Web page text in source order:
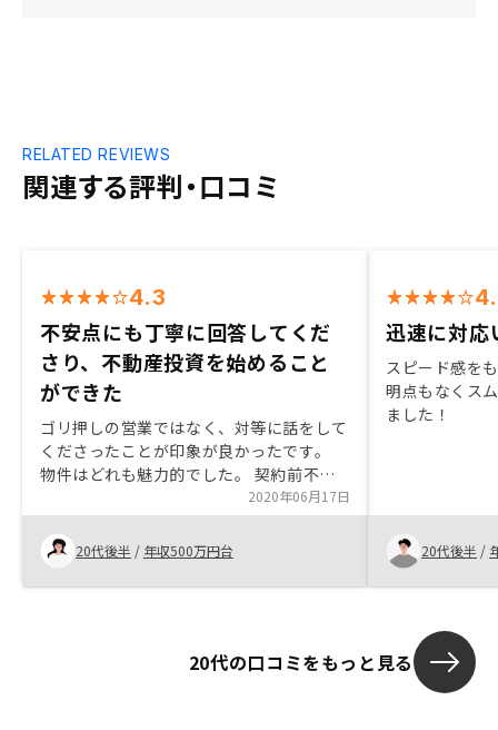
関連する評判・口コミ
RELATED REVIEWS
4.3
不安点にも丁寧に回答してくだ
さり、不動産投資を始めること
ができた
ゴリ押しの営業ではなく、対等に話をして
くださったことが印象が良かったです。
物件はどれも魅力的でした。 契約前不安
になりたくさんのことを質問しましたが、
いつも丁寧に回答してくださり、また対面
での回答も提案してくださりと納得して購
入が出来ました。・事務能力。営業は良い
が事務が心配。 ・シュミレーションのサ
2020年06月17日
20代後半 / 年収500万円台
迅速に対応
スピード感を
明点もなくス
ました！
20代後半 /
20代の口コミをもっと見る